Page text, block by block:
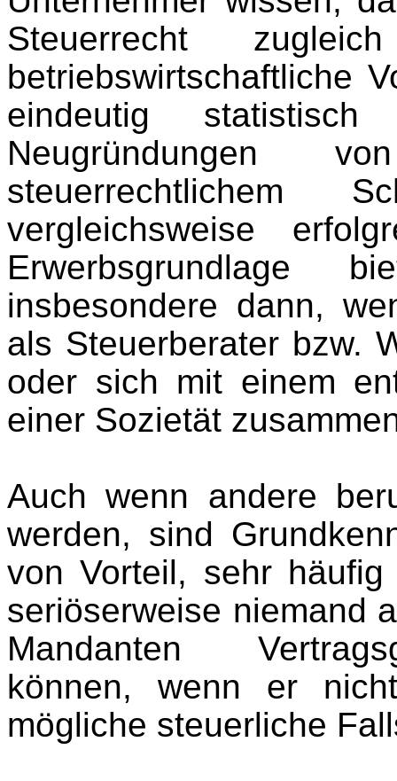
Steuerrecht
betriebswirtschaftliche
eindeutig
Neugründungen
steuerrechtlichem
vergleichsweise
Erwerbsgrundlage
insbesondere dann,
als Steuerberater bzw.
oder sich mit einem
einer Sozietät
Auch wenn andere
werden, sind
von Vorteil, sehr
seriöserweise niemand
Mandanten
können, wenn er
mögliche steuerliche